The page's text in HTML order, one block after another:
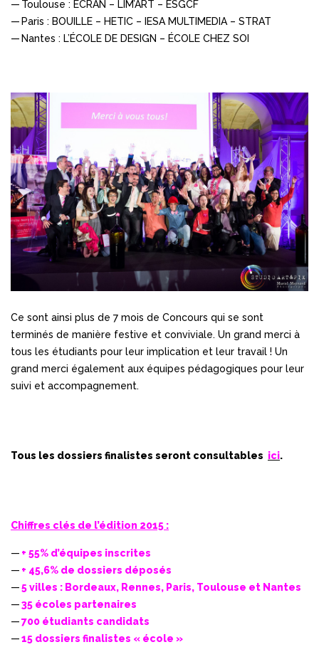
Toulouse : ECRAN – LIM’ART – ESGCF
Paris : BOUILLE – HETIC – IESA MULTIMEDIA – STRAT
Nantes : L’ÉCOLE DE DESIGN – ÉCOLE CHEZ SOI
Ce sont ainsi plus de 7 mois de Concours qui se sont
terminés de manière festive et conviviale. Un grand merci à
tous les étudiants pour leur implication et leur travail ! Un
grand merci également aux équipes pédagogiques pour leur
suivi et accompagnement.
Tous les dossiers finalistes seront consultables ici.
Chiffres clés de l’édition 2015 :
+ 55% d’équipes inscrites
+ 45,6% de dossiers déposés
5 villes : Bordeaux, Rennes, Paris, Toulouse et Nantes
35 écoles partenaires
700 étudiants candidats
15 dossiers finalistes « école »